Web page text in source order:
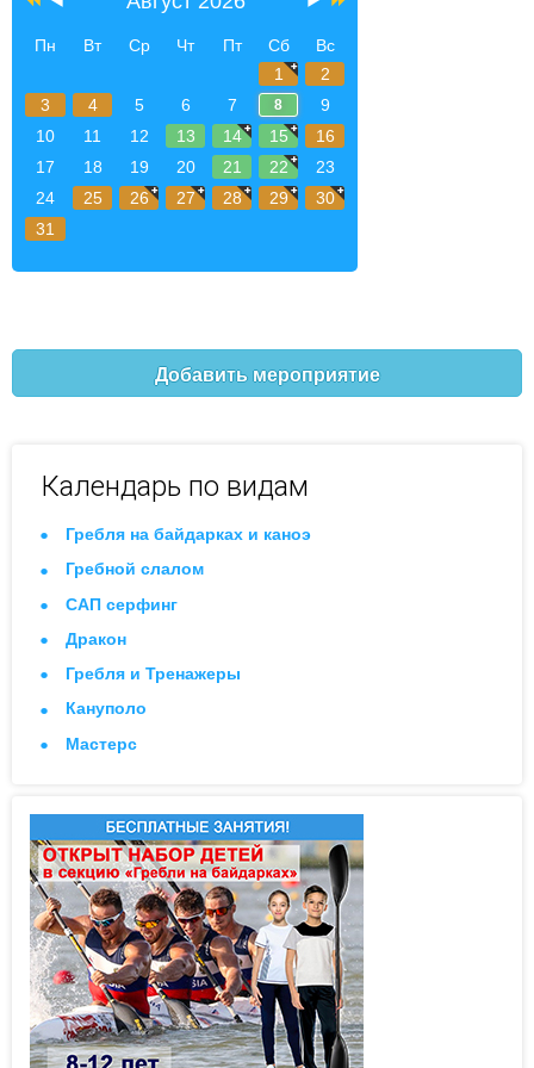
Пн Вт Ср Чт Пт Сб
Вс
1
2
3
4 5 6 7 8
9
10
11 12 13 14 15
16
17
18 19 20 21 22
23
24
25 26 27 28 29
30
31
Добавить мероприятие
Календарь по видам
Гребля на байдарках и каноэ
Гребной слалом
САП серфинг
Дракон
Гребля и Тренажеры
Кануполо
Мастерс